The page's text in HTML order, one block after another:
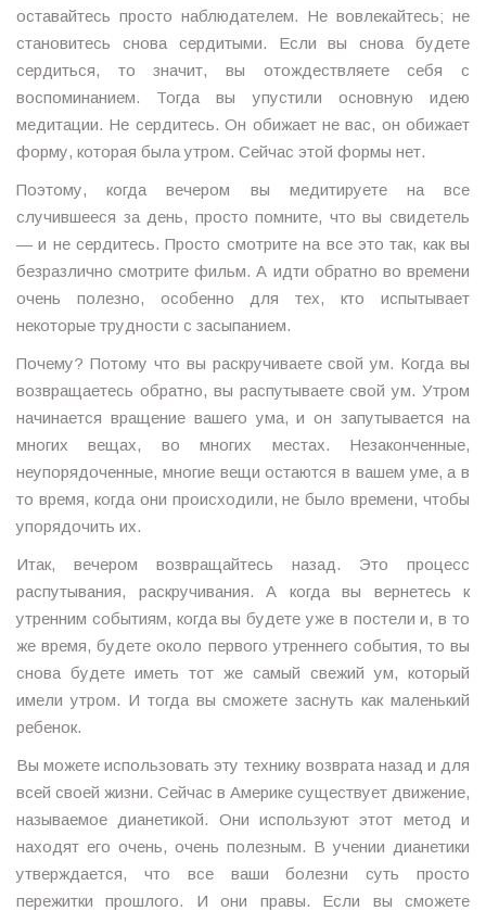
оставайтесь просто наблюдателем. Не вовлекайтесь; не
становитесь снова сердитыми. Если вы снова будете
сердиться, то значит, вы отождествляете себя с
воспоминанием. Тогда вы упустили основную идею
медитации. Не сердитесь. Он обижает не вас, он обижает
форму, которая была утром. Сейчас этой формы нет.
Поэтому, когда вечером вы медитируете на все
случившееся за день, просто помните, что вы свидетель
— и не сердитесь. Просто смотрите на все это так, как вы
безразлично смотрите фильм. А идти обратно во времени
очень полезно, особенно для тех, кто испытывает
некоторые трудности с засыпанием.
Почему? Потому что вы раскручиваете свой ум. Когда вы
возвращаетесь обратно, вы распутываете свой ум. Утром
начинается вращение вашего ума, и он запутывается на
многих вещах, во многих местах. Незаконченные,
неупорядоченные, многие вещи остаются в вашем уме, а в
то время, когда они происходили, не было времени, чтобы
упорядочить их.
Итак, вечером возвращайтесь назад. Это процесс
распутывания, раскручивания. А когда вы вернетесь к
утренним событиям, когда вы будете уже в постели и, в то
же время, будете около первого утреннего события, то вы
снова будете иметь тот же самый свежий ум, который
имели утром. И тогда вы сможете заснуть как маленький
ребенок.
Вы можете использовать эту технику возврата назад и для
всей своей жизни. Сейчас в Америке существует движение,
называемое дианетикой. Они используют этот метод и
находят его очень, очень полезным. В учении дианетики
утверждается, что все ваши болезни суть просто
пережитки прошлого. И они правы. Если вы сможете